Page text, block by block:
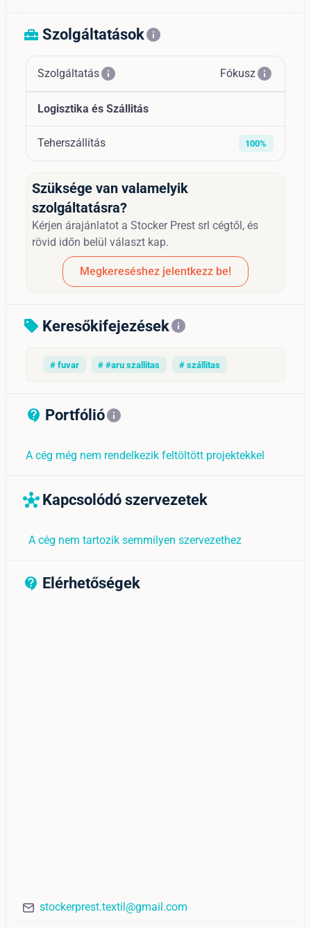
home_repair_service Szolgáltatásokinfo
Szolgáltatásinfo Fókuszinfo
Logisztika és Szállitás
Teherszállítás 100%
Szüksége van valamelyik
szolgáltatásra?
Kérjen árajánlatot a Stocker Prest srl cégtől, és
rövid időn belül választ kap.
Megkereséshez jelentkezz be!
sell Keresőkifejezésekinfo
# fuvar # #aru szallitas # szállitas
contact_support_outline
Portfólióinfo
A cég még nem rendelkezik feltöltött projektekkel
hub Kapcsolódó szervezetek
A cég nem tartozik semmilyen szervezethez
contact_support_outline
Elérhetőségek
stockerprest.textil@gmail.com